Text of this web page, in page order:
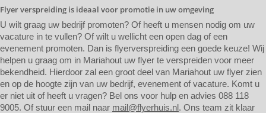
Flyer verspreiding is ideaal voor promotie in uw omgeving
U wilt graag uw bedrijf promoten? Of heeft u mensen nodig om uw
vacature in te vullen? Of wilt u wellicht een open dag of een
evenement promoten. Dan is flyerverspreiding een goede keuze! Wij
helpen u graag om in Mariahout uw flyer te verspreiden voor meer
bekendheid. Hierdoor zal een groot deel van Mariahout uw flyer zien
en op de hoogte zijn van uw bedrijf, evenement of vacature. Komt u
er niet uit of heeft u vragen? Bel ons voor hulp en advies 088 118
9005. Of stuur een mail naar mail@flyerhuis.nl. Ons team zit klaar